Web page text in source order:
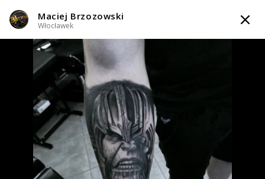
TATTOOARTIST
Maciej Brzozowski
Włocławek
Styl tatuażu: Black & Grey / Realizm / Surrealizm / Horror
WIADOMOŚĆ
TATUAŻE WZORY INFO
Maciej Brzozowski
Włocławek